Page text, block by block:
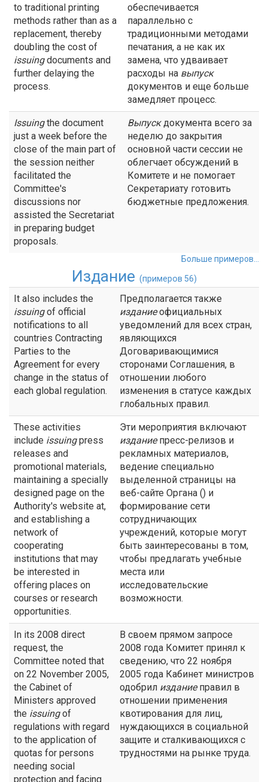
to traditional printing
methods rather than as a
replacement, thereby
doubling the cost of
issuingdocuments and
further delaying the
process.
обеспечивается
параллельно с
традиционными методами
печатания, а не как их
замена, что удваивает
расходы на выпуск
документов и еще больше
замедляет процесс.
Issuingthe document
just a week before the
close of the main part of
the session neither
facilitated the
Committee's
discussions nor
assisted the Secretariat
in preparing budget
proposals.
Выпускдокумента всего за
неделю до закрытия
основной части сессии не
облегчает обсуждений в
Комитете и не помогает
Секретариату готовить
бюджетные предложения.
Больше примеров...
Издание (примеров 56)
It also includes the
issuingof official
notifications to all
countries Contracting
Parties to the
Agreement for every
change in the status of
each global regulation.
Предполагается также
изданиеофициальных
уведомлений для всех стран,
являющихся
Договаривающимися
сторонами Соглашения, в
отношении любого
изменения в статусе каждых
глобальных правил.
These activities
include issuingpress
releases and
promotional materials,
maintaining a specially
designed page on the
Authority's website at,
and establishing a
network of
cooperating
institutions that may
be interested in
offering places on
courses or research
opportunities.
Эти мероприятия включают
изданиепресс-релизов и
рекламных материалов,
ведение специально
выделенной страницы на
веб-сайте Органа () и
формирование сети
сотрудничающих
учреждений, которые могут
быть заинтересованы в том,
чтобы предлагать учебные
места или
исследовательские
возможности.
In its 2008 direct
request, the
Committee noted that
on 22 November 2005,
the Cabinet of
Ministers approved
the issuingof
regulations with regard
to the application of
quotas for persons
needing social
protection and facing
В своем прямом запросе
2008 года Комитет принял к
сведению, что 22 ноября
2005 года Кабинет министров
одобрил изданиеправил в
отношении применения
квотирования для лиц,
нуждающихся в социальной
защите и сталкивающихся с
трудностями на рынке труда.